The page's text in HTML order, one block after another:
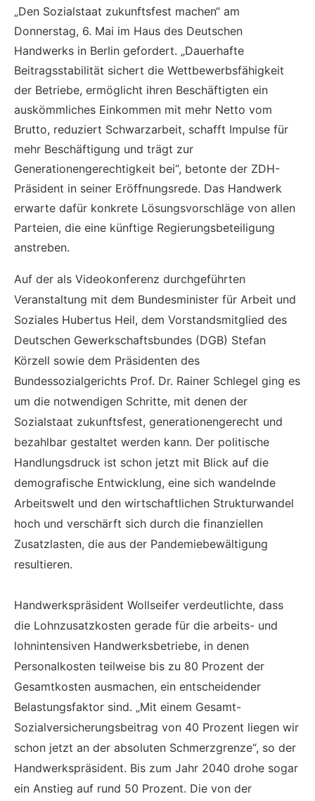
„Den Sozialstaat zukunftsfest machen“ am
Donnerstag, 6. Mai im Haus des Deutschen
Handwerks in Berlin gefordert. „Dauerhafte
Beitragsstabilität sichert die Wettbewerbsfähigkeit
der Betriebe, ermöglicht ihren Beschäftigten ein
auskömmliches Einkommen mit mehr Netto vom
Brutto, reduziert Schwarzarbeit, schafft Impulse für
mehr Beschäftigung und trägt zur
Generationengerechtigkeit bei“, betonte der ZDH-
Präsident in seiner Eröffnungsrede. Das Handwerk
erwarte dafür konkrete Lösungsvorschläge von allen
Parteien, die eine künftige Regierungsbeteiligung
anstreben.
Auf der als Videokonferenz durchgeführten
Veranstaltung mit dem Bundesminister für Arbeit und
Soziales Hubertus Heil, dem Vorstandsmitglied des
Deutschen Gewerkschaftsbundes (DGB) Stefan
Körzell sowie dem Präsidenten des
Bundessozialgerichts Prof. Dr. Rainer Schlegel ging es
um die notwendigen Schritte, mit denen der
Sozialstaat zukunftsfest, generationengerecht und
bezahlbar gestaltet werden kann. Der politische
Handlungsdruck ist schon jetzt mit Blick auf die
demografische Entwicklung, eine sich wandelnde
Arbeitswelt und den wirtschaftlichen Strukturwandel
hoch und verschärft sich durch die finanziellen
Zusatzlasten, die aus der Pandemiebewältigung
resultieren.
Handwerkspräsident Wollseifer verdeutlichte, dass
die Lohnzusatzkosten gerade für die arbeits- und
lohnintensiven Handwerksbetriebe, in denen
Personalkosten teilweise bis zu 80 Prozent der
Gesamtkosten ausmachen, ein entscheidender
Belastungsfaktor sind. „Mit einem Gesamt-
Sozialversicherungsbeitrag von 40 Prozent liegen wir
schon jetzt an der absoluten Schmerzgrenze“, so der
Handwerkspräsident. Bis zum Jahr 2040 drohe sogar
ein Anstieg auf rund 50 Prozent. Die von der